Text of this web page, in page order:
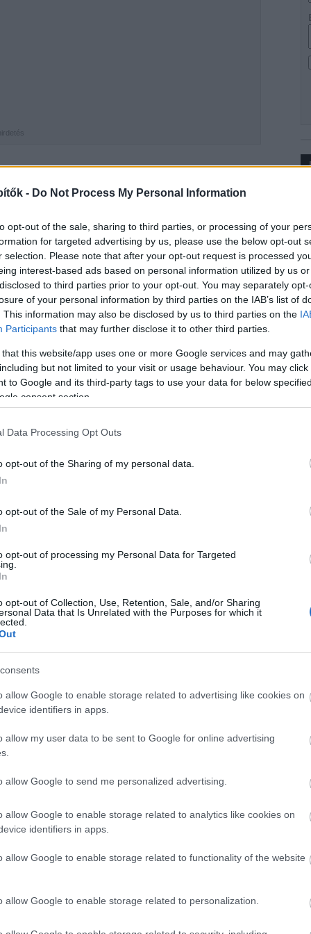
- Do Not Process My Personal Information
opt-out of the sale, sharing to third parties, or processing of your
for targeted advertising by us, please use the below opt-out
selection. Please note that after your opt-out request is processed
interest-based ads based on personal information utilized by us
to third parties prior to your opt-out. You may separately
of your personal information by third parties on the IAB’s list of
This information may also be disclosed by us to third parties on the
Participants that may further disclose it to other third parties.
that this website/app uses one or more Google services and may
but not limited to your visit or usage behaviour. You may
to Google and its third-party tags to use your data for below
consent section.
Data Processing Opt Outs
opt-out of the Sharing of my personal data.
opt-out of the Sale of my Personal Data.
opt-out of processing my Personal Data for Targeted
opt-out of Collection, Use, Retention, Sale, and/or Sharing
Data that Is Unrelated with the Purposes for which it
allow Google to enable storage related to advertising like cookies on
identifiers in apps.
allow my user data to be sent to Google for online advertising
allow Google to send me personalized advertising.
allow Google to enable storage related to analytics like cookies on
identifiers in apps.
allow Google to enable storage related to functionality of the website
allow Google to enable storage related to personalization.
az egyenlő esélyű hozzáférés feltételeinek
érintettek bevonásával törekszenek a lehető
aSWIETELSKY Építő Kft. dolgozik, a vágányépítést
végzi.
először az M3-as metrónál alkalmazott
is beszámoltunk.
/ magyarepitok.hu
a Platform Gap Filler (PGF) azaz
a szerelvények közötti átlépési távolság
távolság problémájára a
(MEOSZ) hívta fel a figyelmet, jelezve, hogy a
elfogadható értéket – írták.